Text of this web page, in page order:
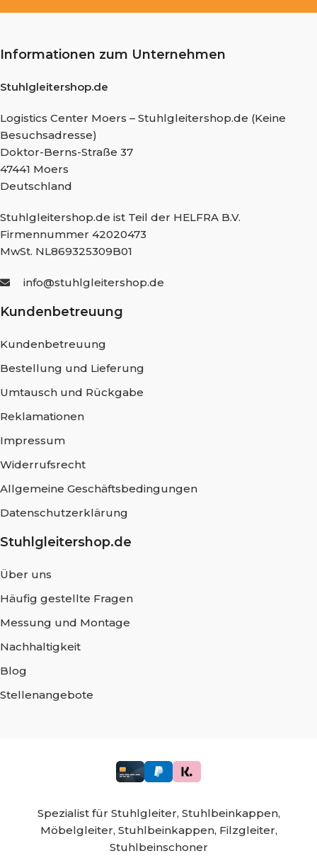
Informationen zum Unternehmen
Stuhlgleitershop.de
Logistics Center Moers – Stuhlgleitershop.de (Keine
Besuchsadresse)
Doktor-Berns-Straße 37
47441 Moers
Deutschland
Stuhlgleitershop.de ist Teil der HELFRA B.V.
Firmennummer 42020473
MwSt. NL869325309B01
info@stuhlgleitershop.de
Kundenbetreuung
Kundenbetreuung
Bestellung und Lieferung
Umtausch und Rückgabe
Reklamationen
Impressum
Widerrufsrecht
Allgemeine Geschäftsbedingungen
Datenschutzerklärung
Stuhlgleitershop.de
Über uns
Häufig gestellte Fragen
Messung und Montage
Nachhaltigkeit
Blog
Stellenangebote
Spezialist für Stuhlgleiter, Stuhlbeinkappen,
Möbelgleiter, Stuhlbeinkappen, Filzgleiter,
Stuhlbeinschoner